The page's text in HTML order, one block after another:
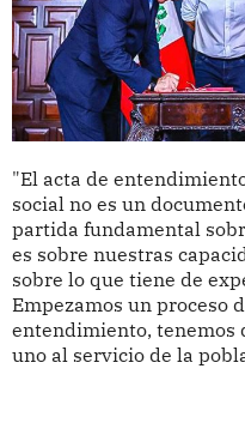
"El acta de
social no es un
partida fundamental
es sobre nuestras
sobre lo que tiene de
Empezamos un proceso
entendimiento, tenemos
uno al servicio de la